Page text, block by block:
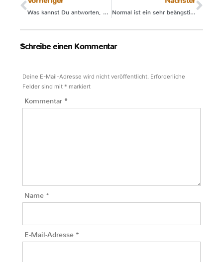
Was kannst Du antworten, wenn jemand sagt Normal ist ein sehr beängstigendes Wort
Schreibe einen Kommentar
Deine E-Mail-Adresse wird nicht veröffentlicht. Erforderliche
Felder sind mit * markiert
Kommentar *
Name *
E-Mail-Adresse *